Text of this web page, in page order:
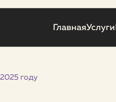
ГлавнаяУслуги
году